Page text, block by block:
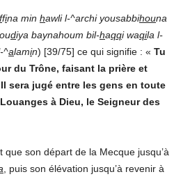
fina min hawli l-^archi yousabbihouna
oudiya baynahoum bil-haqqi waqila l-
^alamin) [39/75] ce qui signifie : « Tu
du Trône, faisant la prière et
sera jugé entre les gens en toute
Louanges à Dieu, le Seigneur des
que son départ de la Mecque jusqu’à
, puis son élévation jusqu’à revenir à